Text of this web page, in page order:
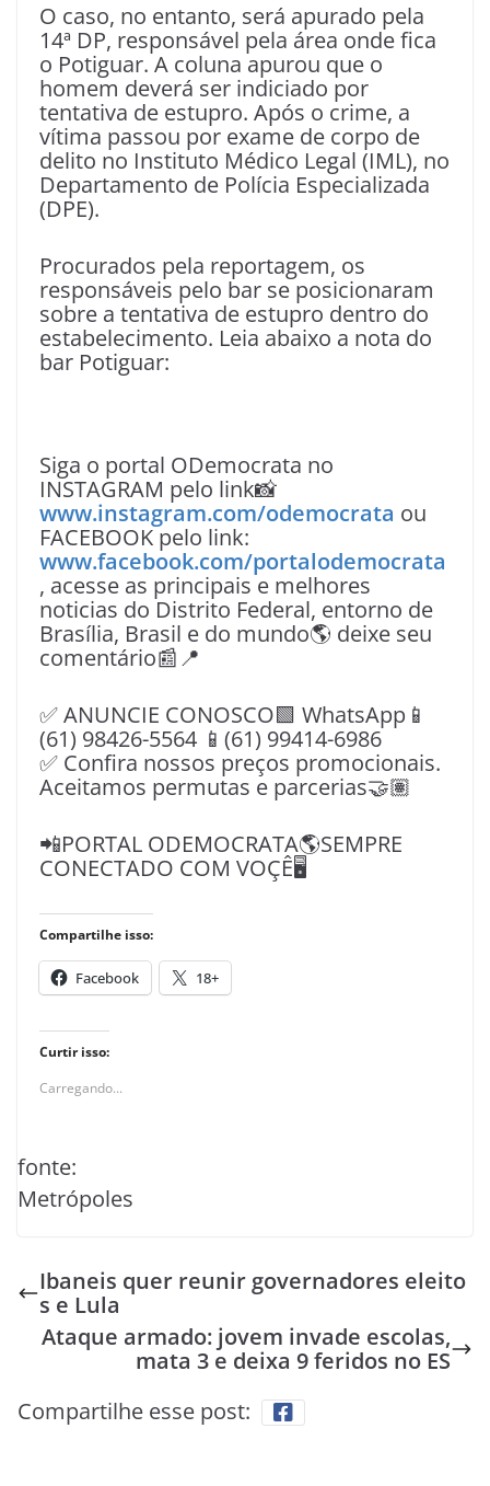
O caso, no entanto, será apurado pela
14ª DP, responsável pela área onde fica
o Potiguar. A coluna apurou que o
homem deverá ser indiciado por
tentativa de estupro. Após o crime, a
vítima passou por exame de corpo de
delito no Instituto Médico Legal (IML), no
Departamento de Polícia Especializada
(DPE).
Procurados pela reportagem, os
responsáveis pelo bar se posicionaram
sobre a tentativa de estupro dentro do
estabelecimento. Leia abaixo a nota do
bar Potiguar:
Siga o portal ODemocrata no
INSTAGRAM pelo link📸
www.instagram.com/odemocrata ou
FACEBOOK pelo link:
www.facebook.com/portalodemocrata
, acesse as principais e melhores
noticias do Distrito Federal, entorno de
Brasília, Brasil e do mundo🌎 deixe seu
comentário📰📍
✅ ANUNCIE CONOSCO🟩 WhatsApp📱
(61) 98426-5564 📱(61) 99414-6986
✅ Confira nossos preços promocionais.
Aceitamos permutas e parcerias🤝🏽
📲PORTAL ODEMOCRATA🌎SEMPRE
CONECTADO COM VOÇÊ🖥️
Compartilhe isso:
Facebook 18+
Curtir isso:
Carregando...
fonte:
Metrópoles
Ibaneis quer reunir governadores eleito
s e Lula
Ataque armado: jovem invade escolas,
mata 3 e deixa 9 feridos no ES
Compartilhe esse post: